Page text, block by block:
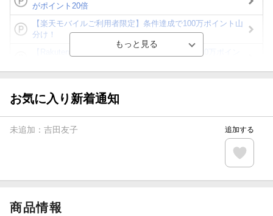
がポイント20倍
【楽天モバイルご利用者限定】条件達成で100万ポイント山
分け！
が当たる！
楽天モバイル紹介キャンペーンの拡散で300円OFFクーポン
条件達成で楽天限定・宝塚歌劇 宙組貸切公演ペアチケット
お気に入り新着通知
未追加： 吉田友子 追加する
商品情報